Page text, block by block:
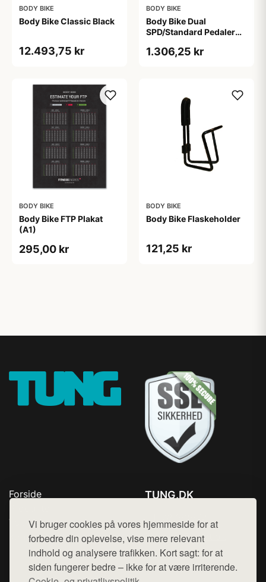
Vi bruger cookies på vores hjemmeside for at
forbedre din oplevelse, vise mere relevant
indhold og analysere trafikken. Kort sagt: for at
siden fungerer bedre – ikke for at være irriterende.
BODY BIKE
Body Bike Classic Black
12.493,75 kr
BODY BIKE
Body Bike Dual
SPD/Standard Pedaler
1.306,25 kr
BODY BIKE
Body Bike FTP Plakat
(A1)
295,00 kr
BODY BIKE
Body Bike Flaskeholder
121,25 kr
Forside
Top Rabatter
Kontakt
TUNG.DK
Mail: hej@want.dk
Cookie- og privatlivspolitik